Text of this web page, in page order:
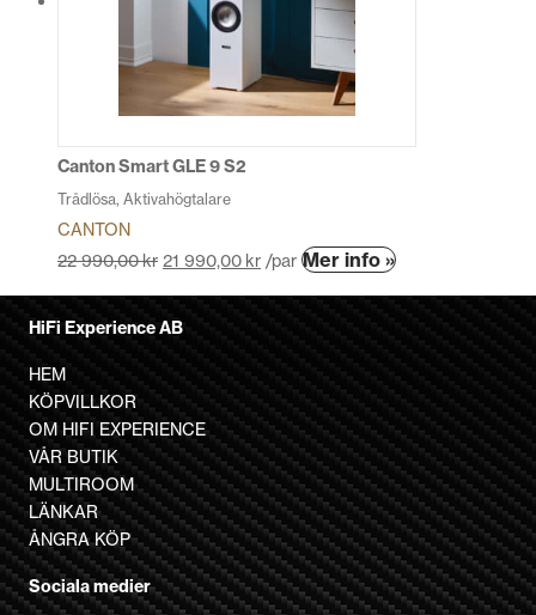
Canton Smart GLE 9 S2
Trådlösa, Aktivahögtalare
CANTON
22 990,00kr 21 990,00 kr /par Mer info »Den
varianter.
De
olika
alternativen
kan
väljas
på
produktsidan
HiFi Experience AB
HEM
KÖPVILLKOR
OM HIFI EXPERIENCE
VÅR BUTIK
MULTIROOM
LÄNKAR
ÅNGRA KÖP
Sociala medier